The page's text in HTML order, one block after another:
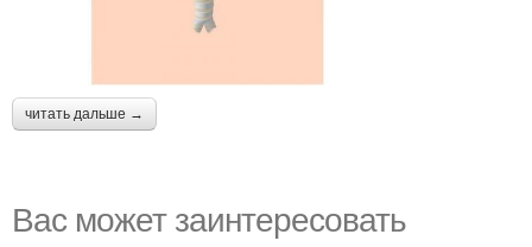
читать дальше →
Вас может заинтересовать